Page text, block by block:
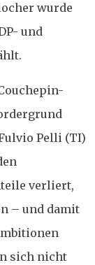
wurde
und
Pelli (TI)
verliert,
– und damit
sich nicht